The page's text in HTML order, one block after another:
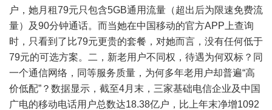
户，她月租79元只包含5GB通用流量（超出后为限速免费流
量）及90分钟通话。而当她在中国移动的官方APP上查询
时，只看到了比79元更贵的套餐，对她而言，没有任何低于
79元的可选方案。二，新老用户不同权，待遇为何双标？同
一个通信网络，同等服务质量，为何多年老用户却普遍“高
价低配”？数据显示，截至4月末，三家基础电信企业及中国
广电的移动电话用户总数达18.38亿户，比上年末净增1092